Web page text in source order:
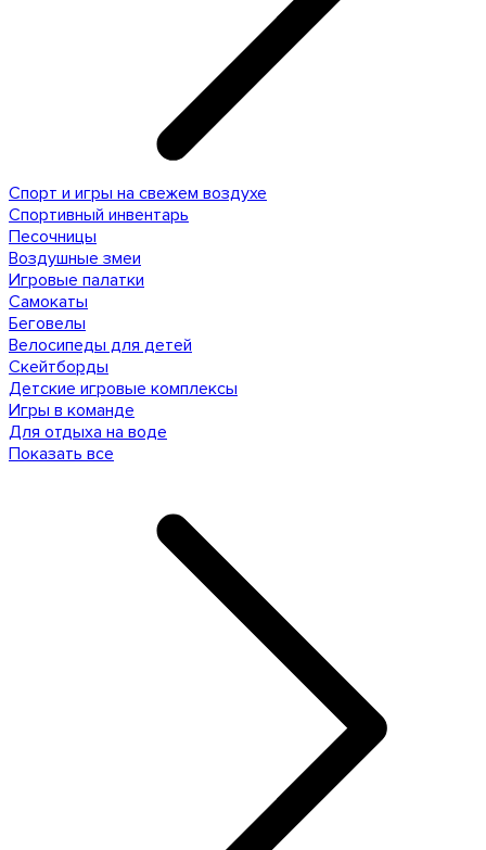
Спорт и игры на свежем воздухе
Спортивный инвентарь
Песочницы
Воздушные змеи
Игровые палатки
Самокаты
Беговелы
Велосипеды для детей
Скейтборды
Детские игровые комплексы
Игры в команде
Для отдыха на воде
Показать все